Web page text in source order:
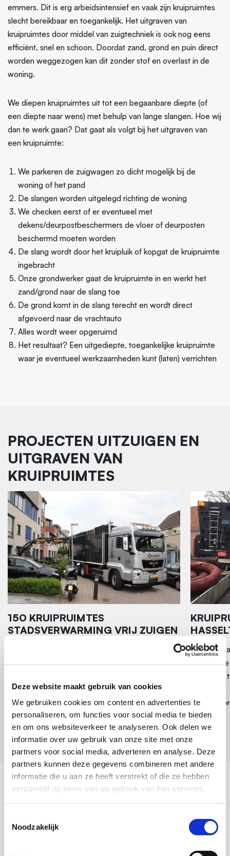
Deze website maakt gebruik van cookies
We gebruiken cookies om content en advertenties te
personaliseren, om functies voor social media te bieden
en om ons websiteverkeer te analyseren. Ook delen we
informatie over uw gebruik van onze site met onze
partners voor social media, adverteren en analyse. Deze
partners kunnen deze gegevens combineren met andere
informatie die u aan ze heeft verstrekt of die ze hebben
verzameld op basis van uw gebruik van hun services.
Noodzakelijk
emmers. Dit is erg arbeidsintensief en vaak zijn kruipruimtes
slecht bereikbaar en toegankelijk. Het uitgraven van
kruipruimtes door middel van zuigtechniek is ook nog eens
efficiënt, snel en schoon. Doordat zand, grond en puin direct
worden weggezogen kan dit zonder stof en overlast in de
woning.
We diepen kruipruimtes uit tot een begaanbare diepte (of
een diepte naar wens) met behulp van lange slangen. Hoe wij
dan te werk gaan? Dat gaat als volgt bij het uitgraven van
een kruipruimte:
We parkeren de zuigwagen zo dicht mogelijk bij de
woning of het pand
De slangen worden uitgelegd richting de woning
We checken eerst of er eventueel met
dekens/deurpostbeschermers de vloer of deurposten
beschermd moeten worden
De slang wordt door het kruipluik of kopgat de kruipruimte
ingebracht
Onze grondwerker gaat de kruipruimte in en werkt het
zand/grond naar de slang toe
De grond komt in de slang terecht en wordt direct
afgevoerd naar de vrachtauto
Alles wordt weer opgeruimd
Het resultaat? Een uitgediepte, toegankelijke kruipruimte
waar je eventueel werkzaamheden kunt (laten) verrichten
PROJECTEN UITZUIGEN EN
UITGRAVEN VAN
KRUIPRUIMTES
150 KRUIPRUIMTES
STADSVERWARMING VRIJ ZUIGEN
stadsverwarming. De sleuven zijn na de
werkzaamheden weer aangevuld.
Verder lezen
Om
zand weg
KOSTEN UITGRAVEN VAN DE
KRUIPRUIMTE
De kosten van het uitgraven van de kruipruimte zijn
andere: